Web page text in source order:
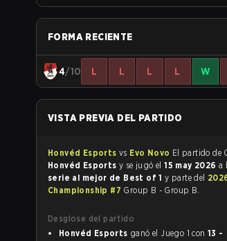
FORMA RECIENTE
4/10 L L L L W
VISTA PREVIA DEL PARTIDO
Honvéd Esports vs Evo Novo
Honvéd Esports y se jugó el15 may 2026 a
serie al mejor de Best of 1y parte del
Championship #7 Group B - Group B.
Desglose del partido
Honvéd Esports
ganó el Juego 1 con